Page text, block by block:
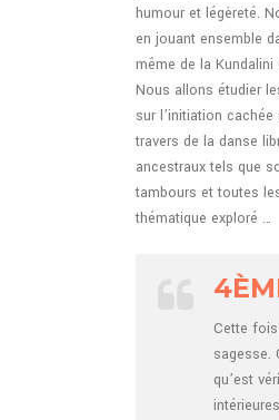
humour et légèreté.
en jouant ensemble
même de la Kundalini
Nous allons étudier
sur l’initiation
travers de la danse
ancestraux tels que
tambours et toutes
thématique exploré …
Cette
sagesse.
qu’est